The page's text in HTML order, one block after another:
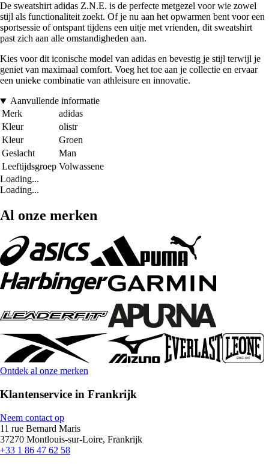
De sweatshirt adidas Z.N.E. is de perfecte metgezel voor wie zowel
stijl als functionaliteit zoekt. Of je nu aan het opwarmen bent voor een
sportsessie of ontspant tijdens een uitje met vrienden, dit sweatshirt
past zich aan alle omstandigheden aan.
Kies voor dit iconische model van adidas en bevestig je stijl terwijl je
geniet van maximaal comfort. Voeg het toe aan je collectie en ervaar
een unieke combinatie van athleisure en innovatie.
Aanvullende informatie
Merk
adidas
Kleur
olistr
Kleur
Groen
Geslacht
Man
Leeftijdsgroep Volwassene
Loading...
Loading...
Al onze merken
Ontdek al onze merken
Klantenservice in Frankrijk
Neem contact op
11 rue Bernard Maris
37270 Montlouis-sur-Loire, Frankrijk
+33 1 86 47 62 58